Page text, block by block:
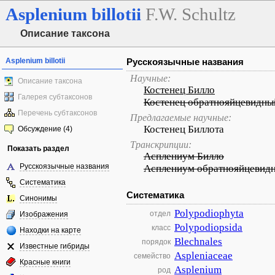
Asplenium billotii F.W. Schultz
Описание таксона
Asplenium billotii
Описание таксона
Галерея субтаксонов
Перечень субтаксонов
Обсуждение (4)
Показать раздел
Русскоязычные названия
Систематика
Синонимы
Изображения
Находки на карте
Известные гибриды
Красные книги
Русскоязычные названия
Научные:
Костенец Билло
Костенец
Предлагаемые научные:
Костенец Биллота
Транскрипции:
Асплениум Билло
Асплениум
Систематика
отдел Polypodiophyta
класс Polypodiopsida
порядок Blechnales
семейство Aspleniaceae
род Asplenium